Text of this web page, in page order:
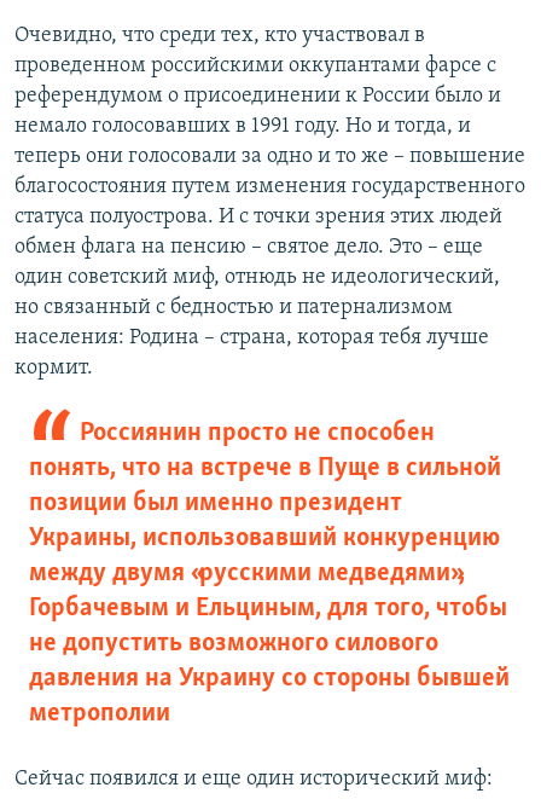
Очевидно, что среди тех, кто участвовал в
проведенном российскими оккупантами фарсе с
референдумом о присоединении к России было и
немало голосовавших в 1991 году. Но и тогда, и
теперь они голосовали за одно и то же – повышение
благосостояния путем изменения государственного
статуса полуострова. И с точки зрения этих людей
обмен флага на пенсию – святое дело. Это – еще
один советский миф, отнюдь не идеологический,
но связанный с бедностью и патернализмом
населения: Родина – страна, которая тебя лучше
кормит.
Россиянин просто не способен
понять, что на встрече в Пуще в сильной
позиции был именно президент
Украины, использовавший конкуренцию
между двумя «русскими медведями»,
Горбачевым и Ельциным, для того, чтобы
не допустить возможного силового
давления на Украину со стороны бывшей
метрополии
Сейчас появился и еще один исторический миф: